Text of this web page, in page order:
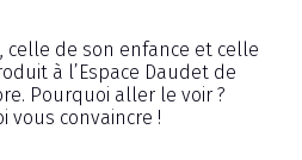
celle de son enfance et celle
à l’Espace Daudet de
Pourquoi aller le voir ?
vous convaincre !